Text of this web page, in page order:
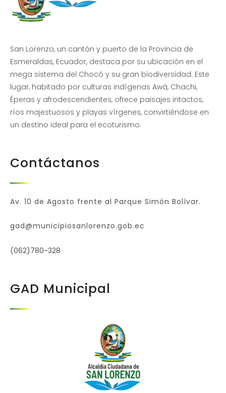
San Lorenzo, un cantón y puerto de la Provincia de
Esmeraldas, Ecuador, destaca por su ubicación en el
mega sistema del Chocó y su gran biodiversidad. Este
lugar, habitado por culturas indígenas Awá, Chachi,
Éperas y afrodescendientes, ofrece paisajes intactos,
ríos majestuosos y playas vírgenes, convirtiéndose en
un destino ideal para el ecoturismo.
Contáctanos
Av. 10 de Agosto frente al Parque Simón Bolívar.
gad@municipiosanlorenzo.gob.ec
(062)780-328
GAD Municipal